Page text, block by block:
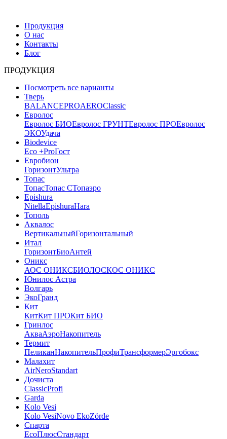
Продукция
О нас
Контакты
Блог
ПРОДУКЦИЯ
Посмотреть все варианты
Тверь
BALANCEPROAEROClassic
Евролос
Евролос БИОЕвролос ГРУНТЕвролос ПРОЕвролос
ЭКОУдача
Biodevice
Eco +ProГост
Евробион
ГоризонтУльтра
Топас
ТопасТопас СТопаэро
Epishura
NitellaEpishuraHara
Тополь
Аквалос
ВертикальныйГоризонтальный
Итал
ГоризонтБиоАнтей
Оникс
АОС ОНИКСБИОЛОСКОС ОНИКС
Юнилос Астра
Волгарь
ЭкоГранд
Кит
КитКит ПРОКит БИО
Гринлос
АкваАэроНакопитель
Термит
ПеликанНакопительПрофиТрансформерЭргобокс
Малахит
AirNeroStandart
Дочиста
ClassicProfi
Garda
Kolo Vesi
Kolo VesiNovo EkoZörde
Спарта
EcoПлюсСтандарт